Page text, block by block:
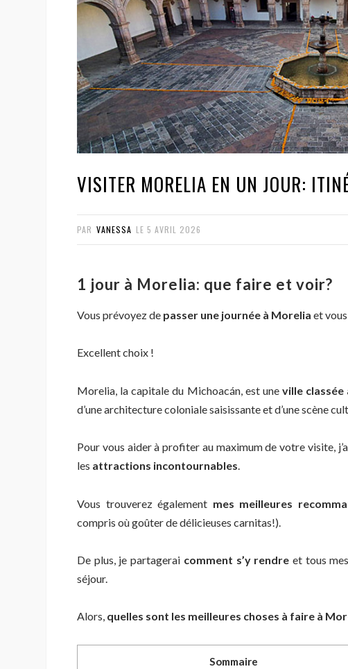
VISITER MORELIA EN UN JOUR:
PAR VANESSA LE 5 AVRIL 2026
1 jour à Morelia: que faire et voir?
Vous prévoyez de passer une journée à Morelia et
Excellent choix !
Morelia, la capitale du Michoacán, est une ville classée
d’une architecture coloniale saisissante et d’une scène
Pour vous aider à profiter au maximum de votre visite,
les attractions incontournables.
Vous trouverez également mes meilleures
compris où goûter de délicieuses carnitas!).
De plus, je partagerai comment s’y rendre et tous
séjour.
Alors, quelles sont les meilleures choses à faire à
Sommaire